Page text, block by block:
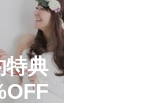
特典